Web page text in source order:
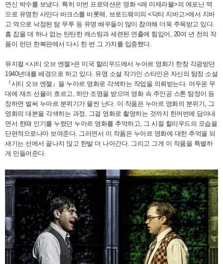
연신 박수를 보냈다. 특히 이번 프로덕션은 영화 <레 미제라블>의 에포닌 역
으로 유명한 사만다 바크스를 비롯해, 브로드웨이의 <닥터 지바고>에서 지바
고 역으로 낙점된 탐 무투 등 유명 배우들이 많이 참여해 더욱 주목받고 있다.
흠 잡을 데 하나 없는 탄탄한 캐스팅과 세련된 연출에 힘입어, 20여 년 전의 작
품이 런던 한복판에서 다시 한 번 그 가치를 입증했다.
뮤지컬 <시티 오브 엔젤>은 미국 할리우드에서 누아르 영화가 한창 각광받던
1940년대를 배경으로 하고 있다. 유명 소설 작가인 스타인은 자신의 탐정 소설
『시티 오브 엔젤』을 누아르 영화로 각색하는 작업을 의뢰받는다. 어두운 무
대에 재즈 선율이 흐르고, 하얀 조명을 받으며 영화 속 주인공 스톤 탐정이 등
장하면 벌써 누아르 분위기가 물씬 난다. 이 작품은 누아르 영화의 분위기, 그
영화의 대본을 각색하는 과정, 그걸 영화로 촬영하는 것까지 한꺼번에 담아내
면서 한때 인기를 누렸던 누아르 영화를 추억하고, 그 시절 할리우드의 모습을
단편적으로나마 보여준다. 그러면서 이 작품은 누아르 영화에 대한 추억을 되
새기는 선에서 끝나지 않고 한발 더 나아간다. 그리고 그게 이 작품을 특별하
게 만들어준다.